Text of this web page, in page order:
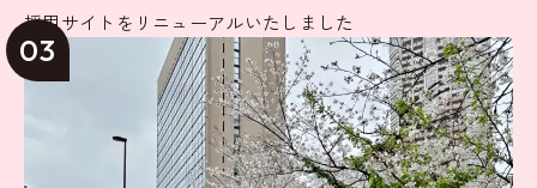
採用サイトをリニューアルいたしました
03